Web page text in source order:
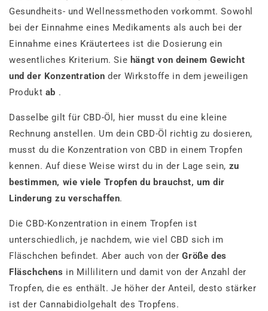
Gesundheits- und Wellnessmethoden vorkommt. Sowohl
bei der Einnahme eines Medikaments als auch bei der
Einnahme eines Kräutertees ist die Dosierung ein
wesentliches Kriterium. Sie hängt von deinem Gewicht
und der Konzentrationder Wirkstoffe in dem jeweiligen
Produkt ab .
Dasselbe gilt für CBD-Öl, hier musst du eine kleine
Rechnung anstellen. Um dein CBD-Öl richtig zu dosieren,
musst du die Konzentration von CBD in einem Tropfen
kennen. Auf diese Weise wirst du in der Lage sein, zu
bestimmen, wie viele Tropfen du brauchst, um dir
Linderung zu verschaffen.
Die CBD-Konzentration in einem Tropfen ist
unterschiedlich, je nachdem, wie viel CBD sich im
Fläschchen befindet. Aber auch von der Größe des
Fläschchens in Millilitern und damit von der Anzahl der
Tropfen, die es enthält. Je höher der Anteil, desto stärker
ist der Cannabidiolgehalt des Tropfens.